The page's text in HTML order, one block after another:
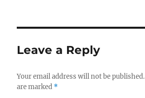
Leave a Reply
Your email address will not be published.
are marked *